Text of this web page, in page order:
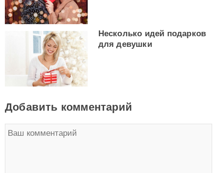
Несколько идей подарков
для девушки
Добавить комментарий